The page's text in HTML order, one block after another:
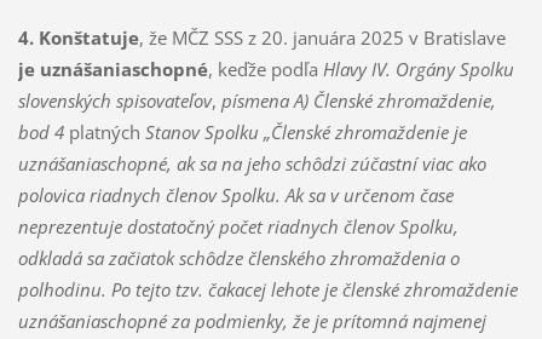
4. Konštatuje, že MČZ SSS z 20. januára 2025 v Bratislave
je uznášaniaschopné, keďže podľa Hlavy IV. Orgány Spolku
slovenských spisovateľov, písmena A) Členské zhromaždenie,
bod 4platných Stanov Spolku „Členské zhromaždenie je
uznášaniaschopné, ak sa na jeho schôdzi zúčastní viac ako
polovica riadnych členov Spolku. Ak sa v určenom čase
neprezentuje dostatočný počet riadnych členov Spolku,
odkladá sa začiatok schôdze členského zhromaždenia o
polhodinu. Po tejto tzv. čakacej lehote je členské zhromaždenie
uznášaniaschopné za podmienky, že je prítomná najmenej